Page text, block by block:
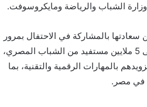
الشباب والرياضة ومايكروسوفت.
بالمشاركة في الاحتفال بمرور
خمس سنوات على انطلاق برنامج “طوّر وغيّر”، مشيدةً بوصول البرنامج إلى 5 ملايين مستفيد من الشباب المصري،
بالمهارات الرقمية والتقنية، بما
في مصر.